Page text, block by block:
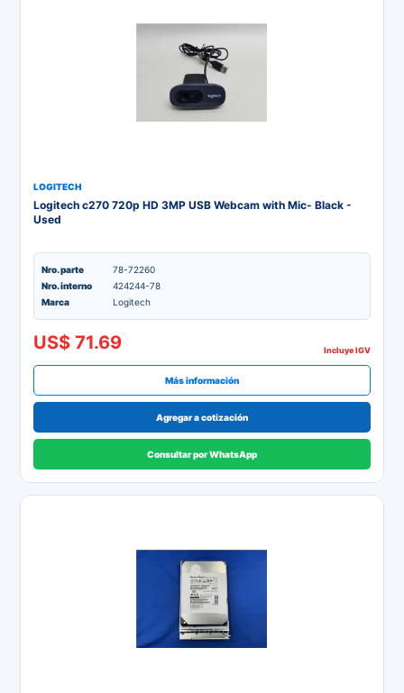
LOGITECH
Logitech c270 720p HD 3MP USB Webcam with Mic- Black -
Used
Nro. parte
78-72260
Nro. interno
424244-78
Marca
Logitech
US$ 71.69 Incluye IGV
Más información
Agregar a cotización
Consultar por WhatsApp